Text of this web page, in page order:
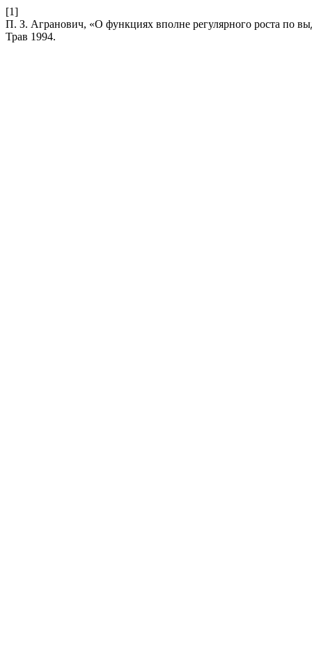
[1]
П. З. Агранович, «О функциях вполне регулярного роста по
Трав 1994.